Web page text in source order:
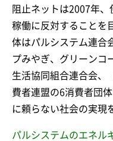
阻止ネットは2007年
稼働に反対することを
体はパルシステム連合
プみやぎ、グリーンコ
生活協同組合連合会、
費者連盟の6消費者団
に頼らない社会の実現
パルシステムのエネル